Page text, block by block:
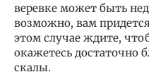
веревке может быть
возможно, вам
этом случае ждите,
окажетесь достаточно
скалы.